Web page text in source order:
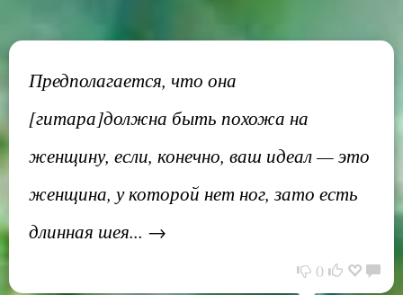
Предполагается, что она
[гитара]должна быть похожа на
женщину, если, конечно, ваш идеал — это
женщина, у которой нет ног, зато есть
длинная шея... →
0